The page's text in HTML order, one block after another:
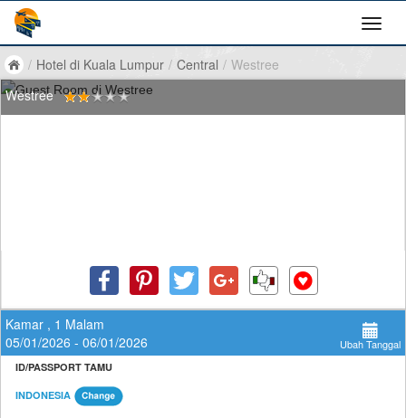
/ Hotel di Kuala Lumpur / Central / Westree
Westree
Kamar , 1 Malam
05/01/2026 - 06/01/2026
Ubah Tanggal
ID/PASSPORT TAMU
INDONESIA